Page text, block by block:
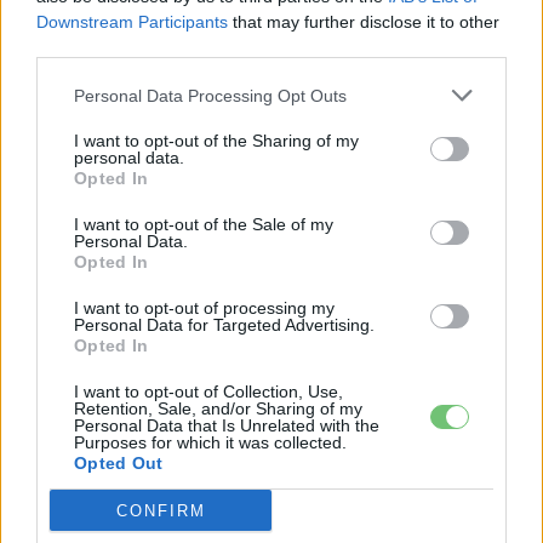
Downstream Participants that may further disclose it to other
Personal Data Processing Opt Outs
I want to opt-out of the Sharing of my
personal data.
Opted In
I want to opt-out of the Sale of my
Personal Data.
Opted In
I want to opt-out of processing my
Personal Data for Targeted Advertising.
Opted In
I want to opt-out of Collection, Use,
Retention, Sale, and/or Sharing of my
Personal Data that Is Unrelated with the
Purposes for which it was collected.
Opted Out
CONFIRM